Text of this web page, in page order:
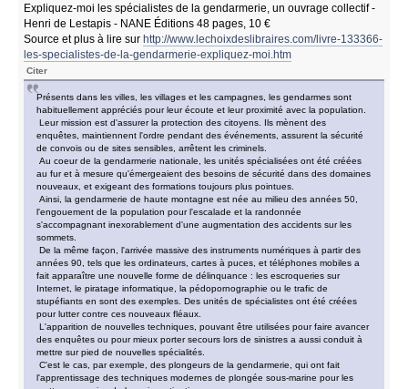
Expliquez-moi les spécialistes de la gendarmerie, un ouvrage collectif -
Henri de Lestapis - NANE Éditions 48 pages, 10 €
Source et plus à lire sur http://www.lechoixdeslibraires.com/livre-133366-
les-specialistes-de-la-gendarmerie-expliquez-moi.htm
Citer
Présents dans les villes, les villages et les campagnes, les gendarmes sont
habituellement appréciés pour leur écoute et leur proximité avec la population.
Leur mission est d'assurer la protection des citoyens. Ils mènent des
enquêtes, maintiennent l'ordre pendant des événements, assurent la sécurité
de convois ou de sites sensibles, arrêtent les criminels.
Au coeur de la gendarmerie nationale, les unités spécialisées ont été créées
au fur et à mesure qu'émergeaient des besoins de sécurité dans des domaines
nouveaux, et exigeant des formations toujours plus pointues.
Ainsi, la gendarmerie de haute montagne est née au milieu des années 50,
l'engouement de la population pour l'escalade et la randonnée
s'accompagnant inexorablement d'une augmentation des accidents sur les
sommets.
De la même façon, l'arrivée massive des instruments numériques à partir des
années 90, tels que les ordinateurs, cartes à puces, et téléphones mobiles a
fait apparaître une nouvelle forme de délinquance : les escroqueries sur
Internet, le piratage informatique, la pédopornographie ou le trafic de
stupéfiants en sont des exemples. Des unités de spécialistes ont été créées
pour lutter contre ces nouveaux fléaux.
L'apparition de nouvelles techniques, pouvant être utilisées pour faire avancer
des enquêtes ou pour mieux porter secours lors de sinistres a aussi conduit à
mettre sur pied de nouvelles spécialités.
C'est le cas, par exemple, des plongeurs de la gendarmerie, qui ont fait
l'apprentissage des techniques modernes de plongée sous-marine pour les